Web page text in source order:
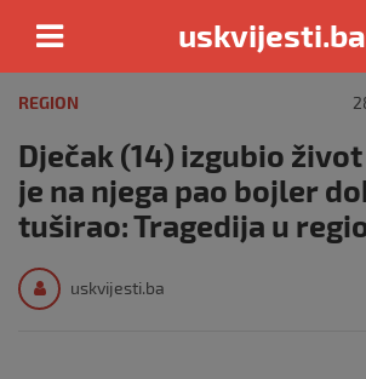
content
uskvijesti.ba
REGION
Dječak (14) izgubio
je na njega pao bojler
tuširao: Tragedija u
uskvijesti.ba